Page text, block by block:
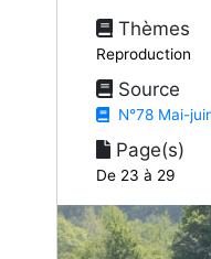
Thèmes
Reproduction
Source
N°78 Mai-
Page(s)
De 23 à 29